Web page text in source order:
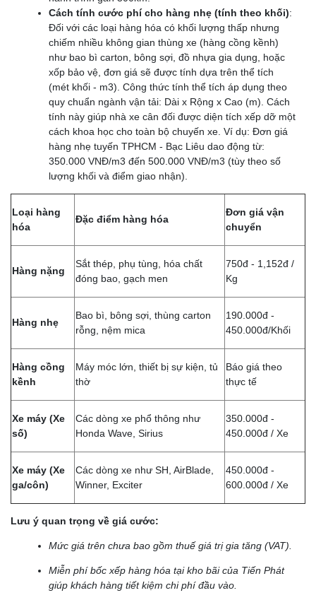
Cách tính cước phí cho hàng nhẹ (tính theo khối):
Đối với các loại hàng hóa có khối lượng thấp nhưng
chiếm nhiều không gian thùng xe (hàng cồng kềnh)
như bao bì carton, bông sợi, đồ nhựa gia dụng, hoặc
xốp bảo vệ, đơn giá sẽ được tính dựa trên thể tích
(mét khối - m3). Công thức tính thể tích áp dụng theo
quy chuẩn ngành vận tải: Dài x Rộng x Cao (m). Cách
tính này giúp nhà xe cân đối được diện tích xếp dỡ một
cách khoa học cho toàn bộ chuyến xe. Ví dụ: Đơn giá
hàng nhẹ tuyến TPHCM - Bạc Liêu dao động từ:
350.000 VNĐ/m3 đến 500.000 VNĐ/m3 (tùy theo số
lượng khối và điểm giao nhận).
Loại hàng
hóa
Đặc điểm hàng hóa
Đơn giá vận
chuyển
Hàng nặng
Sắt thép, phụ tùng, hóa chất
đóng bao, gạch men
750đ - 1,152đ /
Kg
Hàng nhẹ
Bao bì, bông sợi, thùng carton
rỗng, nệm mica
190.000đ -
450.000đ/Khối
Hàng cồng
kềnh
Máy móc lớn, thiết bị sự kiện, tủ
thờ
Báo giá theo
thực tế
Xe máy (Xe
số)
Các dòng xe phổ thông như
Honda Wave, Sirius
350.000đ -
450.000đ / Xe
Xe máy (Xe
ga/côn)
Các dòng xe như SH, AirBlade,
Winner, Exciter
450.000đ -
600.000đ / Xe
Lưu ý quan trọng về giá cước:
Mức giá trên chưa bao gồm thuế giá trị gia tăng (VAT).
Miễn phí bốc xếp hàng hóa tại kho bãi của Tiến Phát
giúp khách hàng tiết kiệm chi phí đầu vào.